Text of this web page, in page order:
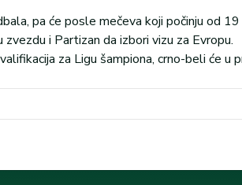
pa će posle mečeva koji počinju od
i Partizan da izbori vizu za Evropu.
za Ligu šampiona, crno-beli će u